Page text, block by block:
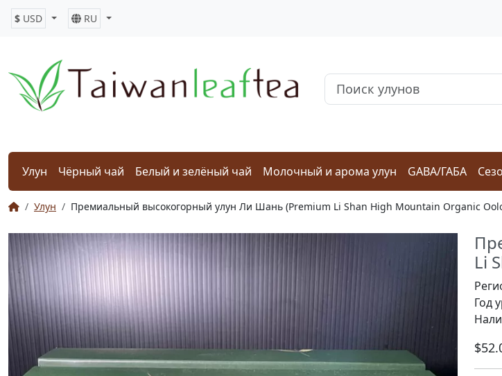
$ USD RU
Улун Чёрный чай Белый и зелёный чай Молочный и арома улун GABA/ГАБА
Улун Премиальный высокогорный улун Ли Шань (Premium Li Shan High Mountain Organic
Li
Год